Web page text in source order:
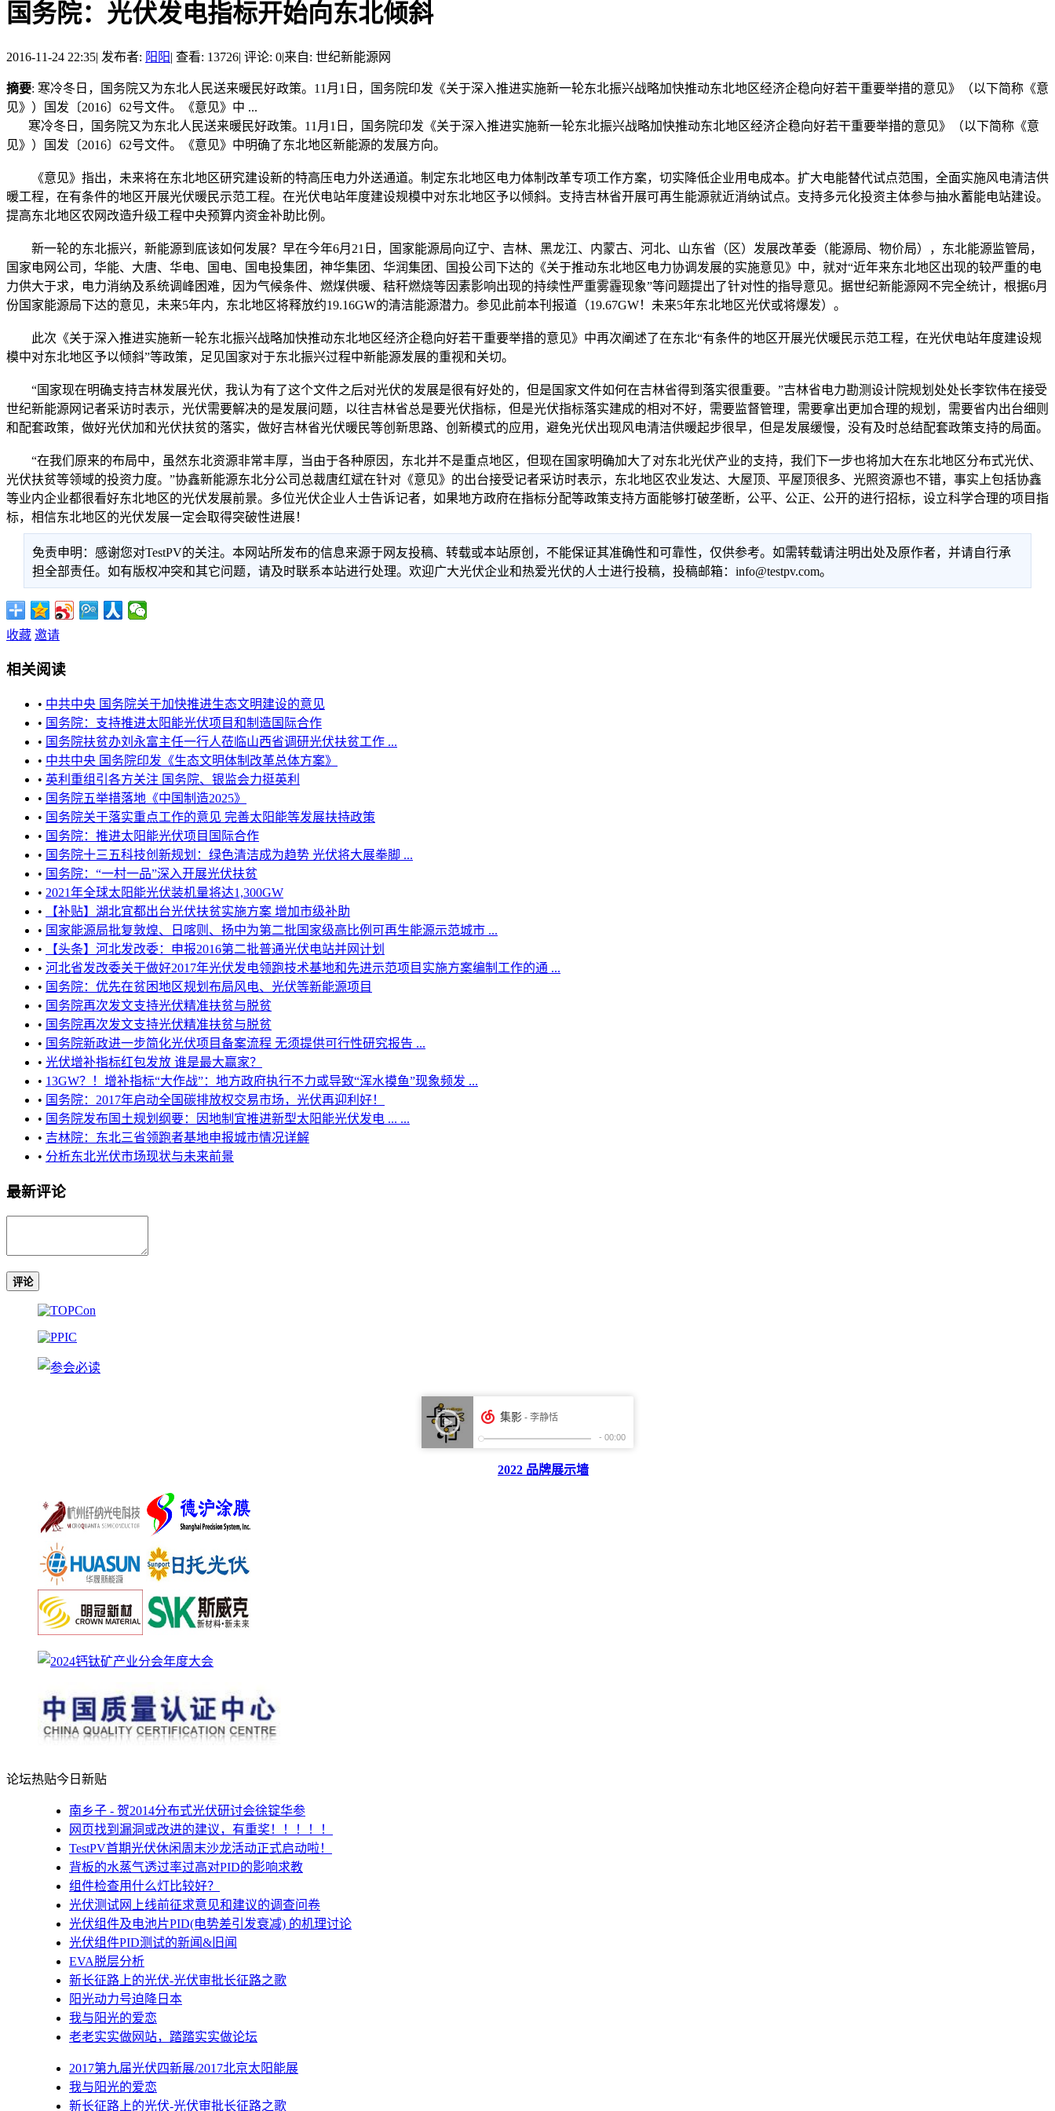
国务院：光伏发电指标开始向东北倾斜
2016-11-24 22:35| 发布者: 阳阳| 查看: 13726| 评论: 0|来自: 世纪新能源网
摘要: 寒冷冬日，国务院又为东北人民送来暖民好政策。11月1日，国务院印发《关于深入推进实施新一轮东北振兴战略加快推动东北地区经济企稳向好若干重要举措的意见》（以下简称《意
见》）国发〔2016〕62号文件。《意见》中 ...
寒冷冬日，国务院又为东北人民送来暖民好政策。11月1日，国务院印发《关于深入推进实施新一轮东北振兴战略加快推动东北地区经济企稳向好若干重要举措的意见》（以下简称《意
见》）国发〔2016〕62号文件。《意见》中明确了东北地区新能源的发展方向。
《意见》指出，未来将在东北地区研究建设新的特高压电力外送通道。制定东北地区电力体制改革专项工作方案，切实降低企业用电成本。扩大电能替代试点范围，全面实施风电清洁供
暖工程，在有条件的地区开展光伏暖民示范工程。在光伏电站年度建设规模中对东北地区予以倾斜。支持吉林省开展可再生能源就近消纳试点。支持多元化投资主体参与抽水蓄能电站建设。
提高东北地区农网改造升级工程中央预算内资金补助比例。
新一轮的东北振兴，新能源到底该如何发展？早在今年6月21日，国家能源局向辽宁、吉林、黑龙江、内蒙古、河北、山东省（区）发展改革委（能源局、物价局），东北能源监管局，
国家电网公司，华能、大唐、华电、国电、国电投集团，神华集团、华润集团、国投公司下达的《关于推动东北地区电力协调发展的实施意见》中，就对“近年来东北地区出现的较严重的电
力供大于求，电力消纳及系统调峰困难，因为气候条件、燃煤供暖、秸秆燃烧等因素影响出现的持续性严重雾霾现象”等问题提出了针对性的指导意见。据世纪新能源网不完全统计，根据6月
份国家能源局下达的意见，未来5年内，东北地区将释放约19.16GW的清洁能源潜力。参见此前本刊报道（19.67GW！未来5年东北地区光伏或将爆发）。
此次《关于深入推进实施新一轮东北振兴战略加快推动东北地区经济企稳向好若干重要举措的意见》中再次阐述了在东北“有条件的地区开展光伏暖民示范工程，在光伏电站年度建设规
模中对东北地区予以倾斜”等政策，足见国家对于东北振兴过程中新能源发展的重视和关切。
“国家现在明确支持吉林发展光伏，我认为有了这个文件之后对光伏的发展是很有好处的，但是国家文件如何在吉林省得到落实很重要。”吉林省电力勘测设计院规划处处长李钦伟在接受
世纪新能源网记者采访时表示，光伏需要解决的是发展问题，以往吉林省总是要光伏指标，但是光伏指标落实建成的相对不好，需要监督管理，需要拿出更加合理的规划，需要省内出台细则
和配套政策，做好光伏加和光伏扶贫的落实，做好吉林省光伏暖民等创新思路、创新模式的应用，避免光伏出现风电清洁供暖起步很早，但是发展缓慢，没有及时总结配套政策支持的局面。
“在我们原来的布局中，虽然东北资源非常丰厚，当由于各种原因，东北并不是重点地区，但现在国家明确加大了对东北光伏产业的支持，我们下一步也将加大在东北地区分布式光伏、
光伏扶贫等领域的投资力度。”协鑫新能源东北分公司总裁唐红斌在针对《意见》的出台接受记者采访时表示，东北地区农业发达、大屋顶、平屋顶很多、光照资源也不错，事实上包括协鑫
等业内企业都很看好东北地区的光伏发展前景。多位光伏企业人士告诉记者，如果地方政府在指标分配等政策支持方面能够打破垄断，公平、公正、公开的进行招标，设立科学合理的项目指
标，相信东北地区的光伏发展一定会取得突破性进展！
免责申明：感谢您对TestPV的关注。本网站所发布的信息来源于网友投稿、转载或本站原创，不能保证其准确性和可靠性，仅供参考。如需转载请注明出处及原作者，并请自行承
担全部责任。如有版权冲突和其它问题，请及时联系本站进行处理。欢迎广大光伏企业和热爱光伏的人士进行投稿，投稿邮箱：info@testpv.com。
收藏 邀请
相关阅读
• 中共中央 国务院关于加快推进生态文明建设的意见
• 国务院：支持推进太阳能光伏项目和制造国际合作
• 国务院扶贫办刘永富主任一行人莅临山西省调研光伏扶贫工作 ...
• 中共中央 国务院印发《生态文明体制改革总体方案》
• 英利重组引各方关注 国务院、银监会力挺英利
• 国务院五举措落地《中国制造2025》
• 国务院关于落实重点工作的意见 完善太阳能等发展扶持政策
• 国务院：推进太阳能光伏项目国际合作
• 国务院十三五科技创新规划：绿色清洁成为趋势 光伏将大展拳脚 ...
• 国务院：“一村一品”深入开展光伏扶贫
• 2021年全球太阳能光伏装机量将达1,300GW
•
【补贴】湖北宜都出台光伏扶贫实施方案 增加市级补助
• 国家能源局批复敦煌、日喀则、扬中为第二批国家级高比例可再生能源示范城市 ...
•
【头条】河北发改委：申报2016第二批普通光伏电站并网计划
• 河北省发改委关于做好2017年光伏发电领跑技术基地和先进示范项目实施方案编制工作的通 ...
• 国务院：优先在贫困地区规划布局风电、光伏等新能源项目
• 国务院再次发文支持光伏精准扶贫与脱贫
• 国务院再次发文支持光伏精准扶贫与脱贫
• 国务院新政进一步简化光伏项目备案流程 无须提供可行性研究报告 ...
• 光伏增补指标红包发放 谁是最大赢家？
• 13GW？！增补指标“大作战”：地方政府执行不力或导致“浑水摸鱼”现象频发 ...
• 国务院：2017年启动全国碳排放权交易市场，光伏再迎利好！
• 国务院发布国土规划纲要：因地制宜推进新型太阳能光伏发电 ... ...
• 吉林院：东北三省领跑者基地申报城市情况详解
• 分析东北光伏市场现状与未来前景
最新评论
评论
2022 品牌展示墙
论坛热贴今日新贴
南乡子 - 贺2014分布式光伏研讨会徐锭华参
网页找到漏洞或改进的建议，有重奖！！！！！
TestPV首期光伏休闲周末沙龙活动正式启动啦！
背板的水蒸气透过率过高对PID的影响求教
组件检查用什么灯比较好？
光伏测试网上线前征求意见和建议的调查问卷
光伏组件及电池片PID(电势差引发衰减) 的机理讨论
光伏组件PID测试的新闻&旧闻
EVA脱层分析
新长征路上的光伏-光伏审批长征路之歌
阳光动力号迫降日本
我与阳光的爱恋
老老实实做网站，踏踏实实做论坛
2017第九届光伏四新展/2017北京太阳能展
我与阳光的爱恋
新长征路上的光伏-光伏审批长征路之歌